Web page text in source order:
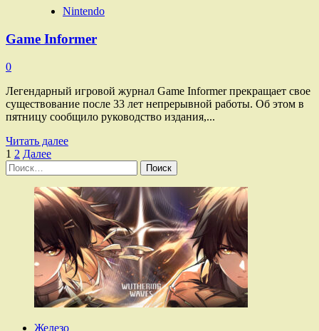
Nintendo
Game Informer
0
Легендарный игровой журнал Game Informer прекращает свое
существование после 33 лет непрерывной работы. Об этом в
пятницу сообщило руководство издания,...
Читать далееПрочитать
Game
Informer
Пагинация
записей
1 2 Далее
Найти:
Железо